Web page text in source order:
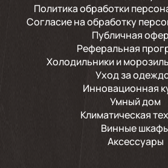
Политика обработки
Согласие на обработку
Публичная
Реферальная
Холодильники и
Уход за
Инновационная
Умный дом
Климатическая
Винные
Аксессуары